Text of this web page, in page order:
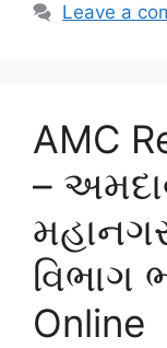
Leave a
AMC
–
વિભાગ
Online